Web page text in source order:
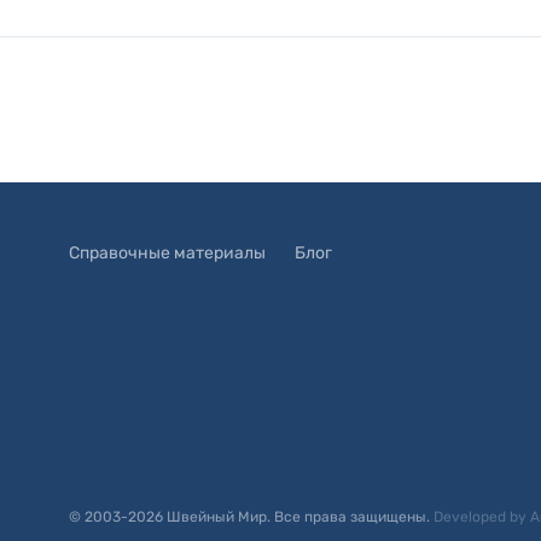
Справочные материалы Блог
© 2003-2026 Швейный Мир. Все права защищены. Developed by